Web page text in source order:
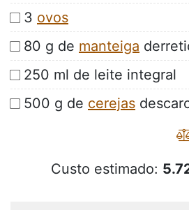
3 ovos
80 g de manteiga
250 ml de leite integral
500 g de cerejas
Custo estimado: